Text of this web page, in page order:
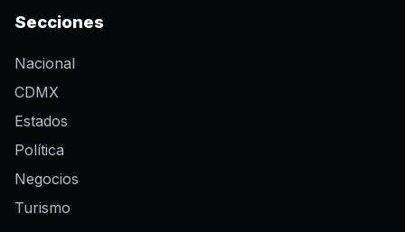
Secciones
Nacional
CDMX
Estados
Política
Negocios
Turismo